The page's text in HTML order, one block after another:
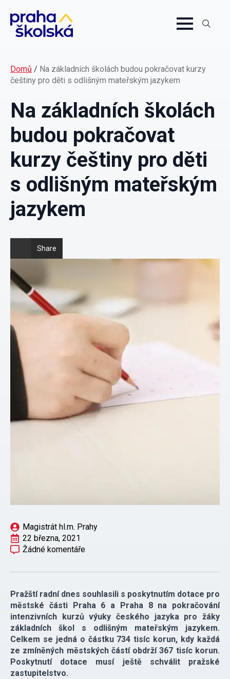
Domů / Na základních školách budou pokračovat kurzy
češtiny pro děti s odlišným mateřským jazykem
Na základních školách
budou pokračovat
kurzy češtiny pro děti
s odlišným mateřským
jazykem
Share
Magistrát hl.m. Prahy
22 března, 2021
Žádné komentáře
Pražští radní dnes souhlasili s poskytnutím dotace pro
městské části Praha 6 a Praha 8 na pokračování
intenzivních kurzů výuky českého jazyka pro žáky
základních škol s odlišným mateřským jazykem.
Celkem se jedná o částku 734 tisíc korun, kdy každá
ze zmíněných městských částí obdrží 367 tisíc korun.
Poskytnutí dotace musí ještě schválit pražské
zastupitelstvo.